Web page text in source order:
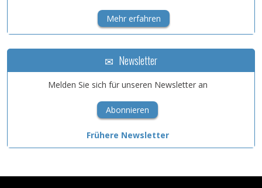
Mehr erfahren
Newsletter
Melden Sie sich für unseren Newsletter an
Abonnieren
Frühere Newsletter